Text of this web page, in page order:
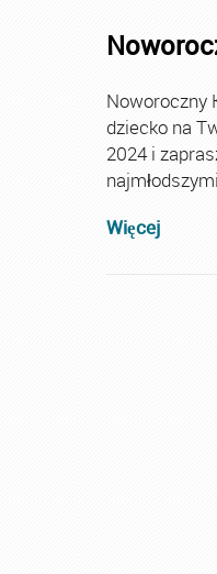
Noworoczny
dziecko na
2024 i
Więcej